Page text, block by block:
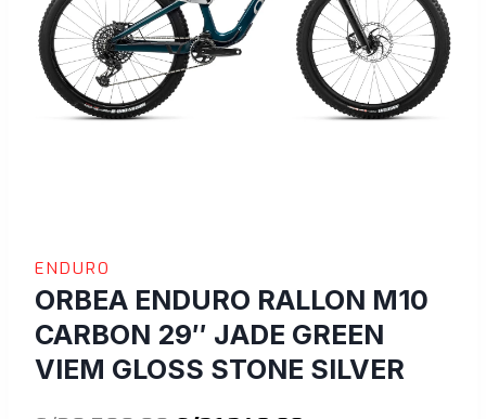
ENDURO
ORBEA ENDURO RALLON M10
CARBON 29″ JADE GREEN
VIEM GLOSS STONE SILVER